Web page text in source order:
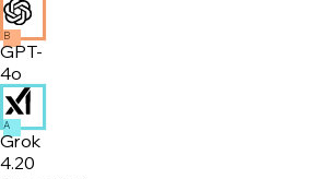
B
GPT-
4o
A
Grok
4.20